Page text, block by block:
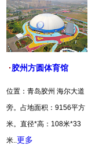
· 胶州方圆体育馆
位置：青岛胶州 海尔大道
旁。占地面积：9156平方
米。直径*高：108米*33
米.. 更多